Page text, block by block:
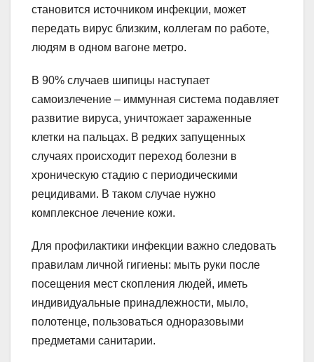
становится источником инфекции, может
передать вирус близким, коллегам по работе,
людям в одном вагоне метро.
В 90% случаев шипицы наступает
самоизлечение – иммунная система подавляет
развитие вируса, уничтожает зараженные
клетки на пальцах. В редких запущенных
случаях происходит переход болезни в
хроническую стадию с периодическими
рецидивами. В таком случае нужно
комплексное лечение кожи.
Для профилактики инфекции важно следовать
правилам личной гигиены: мыть руки после
посещения мест скопления людей, иметь
индивидуальные принадлежности, мыло,
полотенце, пользоваться одноразовыми
предметами санитарии.